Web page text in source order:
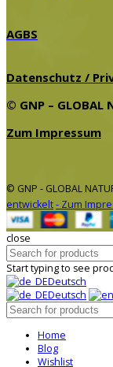
AGBS
Datenschutz /
© GNP – GLOBAL
Zum Impressum
© GNP - GLOBAL
entwickelt- Zum
close
Start typing to see
Deutsch
Deutsch
Home
Blog
Wishlist